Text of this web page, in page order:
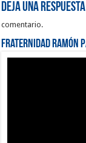
Deja una respuesta
comentario.
Fraternidad Ramón